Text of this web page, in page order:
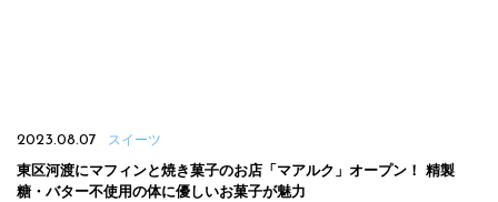
2023.08.07 スイーツ
東区河渡にマフィンと焼き菓子のお店「マアルク」オープン！ 精製
糖・バター不使用の体に優しいお菓子が魅力